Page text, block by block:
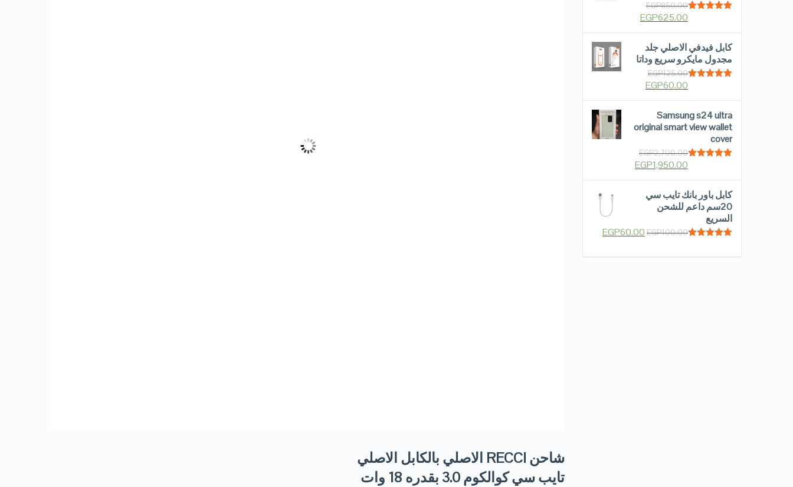
شاحن RECCI الاصلي بالكابل الاصلي
تايب سي كوالكوم 3.0 بقدره 18 وات
EGP850.00
EGP625.00
كابل فيدفي الاصلي جلد
مجدول مايكرو سريع وداتا
EGP125.00
EGP60.00
Samsung s24 ultra
original smart view wallet
cover
EGP2,700.00
EGP1,950.00
كابل باور بانك تايب سي
20سم داعم للشحن
السريع
EGP100.00
EGP60.00